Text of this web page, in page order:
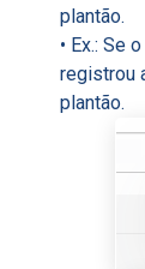
plantão.
• Ex.: Se
registrou
plantão.